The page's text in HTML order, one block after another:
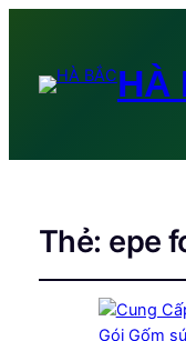
HÀ
Thẻ: epe